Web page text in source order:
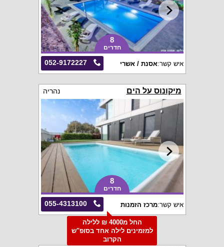
8
חדרים
052-9172227 איש קשר:אסנת / אשרי
מיקונוס על הים נהריה
8
חדרים
055-4313100 איש קשר:מרכז הזמנות
החל מ4000 ₪ ללילה
למזמינים לילה אחד בסופ"ש
הקרוב